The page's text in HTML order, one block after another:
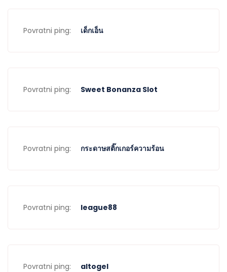
Povratni ping: เด็กเอ็น
Povratni ping: Sweet Bonanza Slot
Povratni ping: กระดาษสติ๊กเกอร์ความร้อน
Povratni ping: league88
Povratni ping: altogel